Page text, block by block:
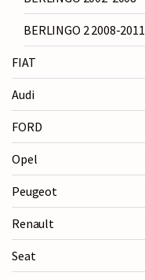
BERLINGO 2 2008-2011
FIAT
Audi
FORD
Opel
Peugeot
Renault
Seat